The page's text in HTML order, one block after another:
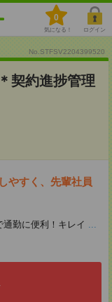
0
気になる！ ログイン
No.STFSV2204399520
契約進捗管理
やすく、先輩社員
勤に便利！キレイ ...